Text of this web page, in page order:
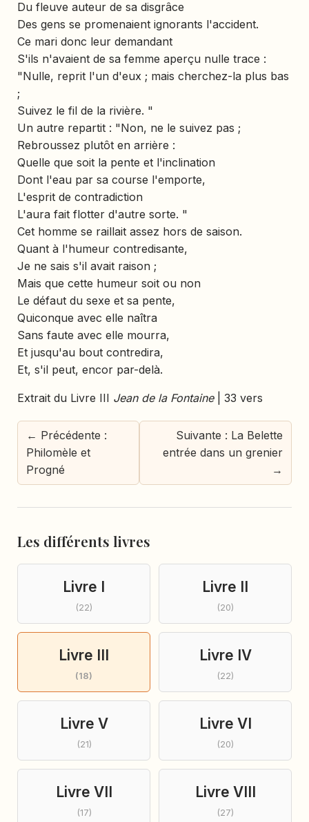
Du fleuve auteur de sa disgrâce
Des gens se promenaient ignorants l'accident.
Ce mari donc leur demandant
S'ils n'avaient de sa femme aperçu nulle trace :
"Nulle, reprit l'un d'eux ; mais cherchez-la plus bas
;
Suivez le fil de la rivière. "
Un autre repartit : "Non, ne le suivez pas ;
Rebroussez plutôt en arrière :
Quelle que soit la pente et l'inclination
Dont l'eau par sa course l'emporte,
L'esprit de contradiction
L'aura fait flotter d'autre sorte. "
Cet homme se raillait assez hors de saison.
Quant à l'humeur contredisante,
Je ne sais s'il avait raison ;
Mais que cette humeur soit ou non
Le défaut du sexe et sa pente,
Quiconque avec elle naîtra
Sans faute avec elle mourra,
Et jusqu'au bout contredira,
Et, s'il peut, encor par-delà.
Extrait du Livre III Jean de la Fontaine| 33 vers
← Précédente :
Philomèle et
Progné
Suivante : La Belette
entrée dans un grenier
→
Les différents livres
Livre I
(22)
Livre II
(20)
Livre III
(18)
Livre IV
(22)
Livre V
(21)
Livre VI
(20)
Livre VII
(17)
Livre VIII
(27)